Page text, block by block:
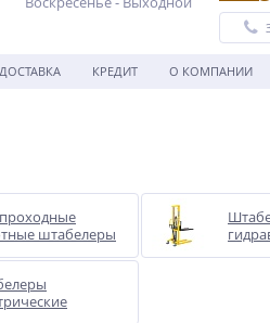
ДОСТАВКА КРЕДИТ О КОМПАНИИ
штабелеры